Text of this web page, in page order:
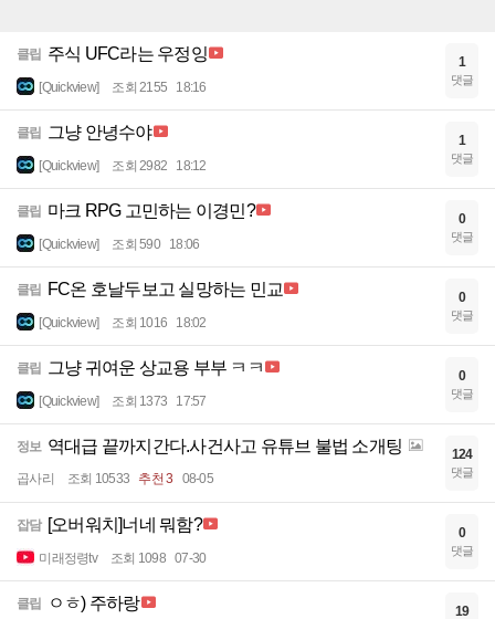
클립 주식 UFC라는 우정잉
[Quickview] 조회 2155 18:16
1
댓글
클립 그냥 안녕수야
[Quickview] 조회 2982 18:12
1
댓글
클립 마크 RPG 고민하는 이경민?
[Quickview] 조회 590 18:06
0
댓글
클립 FC온 호날두보고 실망하는 민교
[Quickview] 조회 1016 18:02
0
댓글
클립 그냥 귀여운 상교용 부부 ㅋㅋ
[Quickview] 조회 1373 17:57
0
댓글
정보 역대급 끝까지간다.사건사고 유튜브 불법 소개팅
곱사리 조회 10533 추천 3 08-05
124
댓글
잡담 [오버워치]너네 뭐함?
미래정령tv 조회 1098 07-30
0
댓글
클립 ㅇㅎ) 주하랑 19